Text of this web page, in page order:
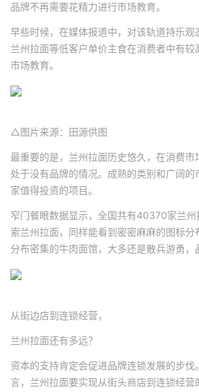
品牌不再需要花精力进行市场教育。
早些时候，在媒体报道中，对该轨道持乐观
兰州拉面等低客户单价主食在消费者中有
市场教育。
△图片来源：田源供图
最重要的是，兰州拉面历史悠久，在消费市
处于没有品牌的情况。成熟的类别和广阔的
家值得投资的项目。
窄门餐眼数据显示，全国共有40370家兰州
索兰州拉面，同样能看到密密麻麻的图标
分布密集的牛肉面馆，大多还是散兵游勇，
从街边店到连锁经营，
兰州拉面还有多远？
资本的支持肯定会促进品牌连锁发展的步
言，兰州拉面要实现从街头商店到连锁经